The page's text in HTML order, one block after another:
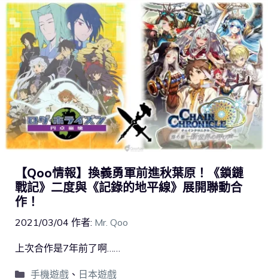
【Qoo情報】換義勇軍前進秋葉原！《鎖鏈
戰記》二度與《記錄的地平線》展開聯動合
作！
2021/03/04 作者: Mr. Qoo
上次合作是7年前了啊……
手機遊戲、 日本遊戲